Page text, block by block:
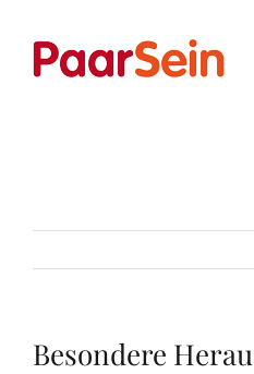
Inhalt
Besondere